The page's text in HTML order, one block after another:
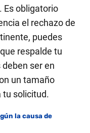
Es obligatorio
el rechazo de
puedes
respalde tu
ser en
un tamaño
tu solicitud.
la causa de